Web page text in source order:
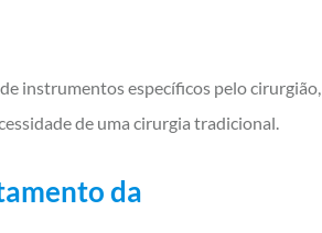
instrumentos específicos pelo cirurgião,
de uma cirurgia tradicional.
da